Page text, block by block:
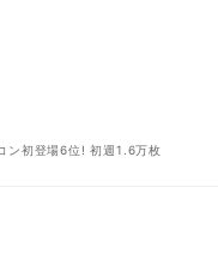
初登場6位! 初週1.6万枚